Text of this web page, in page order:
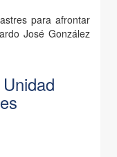
para afrontar
José González